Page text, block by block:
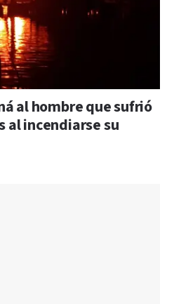
al hombre que sufrió
al incendiarse su